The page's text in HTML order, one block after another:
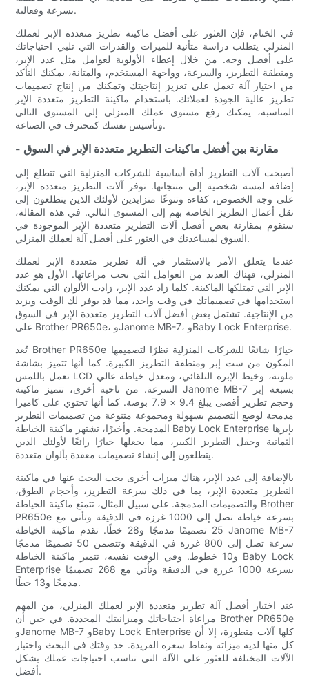
بسرعة وفعالية.
في الختام، فإن العثور على أفضل ماكينة تطريز متعددة الإبر لعملك
المنزلي يتطلب دراسة متأنية للميزات والقدرات التي تلبي احتياجاتك
على أفضل وجه. من خلال إعطاء الأولوية لعوامل مثل عدد الإبر،
ومنطقة التطريز، والسرعة، وواجهة المستخدم، والمتانة، يمكنك التأكد
من اختيار آلة تعمل على تعزيز إنتاجيتك وتمكنك من إنتاج تصميمات
تطريز عالية الجودة لعملائك. باستخدام ماكينة التطريز متعددة الإبر
المناسبة، يمكنك رفع مستوى عملك المنزلي إلى المستوى التالي
وتأسيس نفسك كمحترف في الصناعة.
- مقارنة بين أفضل ماكينات التطريز متعددة الإبر في السوق
أصبحت آلات التطريز أداة أساسية للشركات المنزلية التي تتطلع إلى
إضافة لمسة شخصية إلى منتجاتها. توفر آلات التطريز متعددة الإبر،
على وجه الخصوص، كفاءة وتنوعًا متزايدين لأولئك الذين يتطلعون إلى
نقل أعمال التطريز الخاصة بهم إلى المستوى التالي. في هذه المقالة،
سنقوم بمقارنة بعض أفضل آلات التطريز متعددة الإبر الموجودة في
السوق لمساعدتك في العثور على أفضل آلة لعملك المنزلي.
عندما يتعلق الأمر بالاستثمار في آلة تطريز متعددة الإبر لعملك
المنزلي، فهناك العديد من العوامل التي يجب مراعاتها. الأول هو عدد
الإبر التي تمتلكها الماكينة. كلما زاد عدد الإبر، زادت الألوان التي يمكنك
استخدامها في تصميماتك في وقت واحد، مما قد يوفر لك الوقت ويزيد
من الإنتاجية. تشتمل بعض أفضل آلات التطريز متعددة الإبر في السوق
على Brother PR650e، وJanome MB-7، وBaby Lock Enterprise.
تُعد Brother PR650e خيارًا شائعًا للشركات المنزلية نظرًا لتصميمها
المكون من ست إبر ومنطقة التطريز الكبيرة. كما أنها تتميز بشاشة
تعمل باللمس LCD ملونة، وخيط الإبرة التلقائي، ومعدل خياطة عالي
السرعة. من ناحية أخرى، تتميز ماكينة Janome MB-7 بسبعة إبر
وحجم تطريز أقصى يبلغ 9.4 × 7.9 بوصة. كما أنها تحتوي على كاميرا
مدمجة لوضع التصميم بسهولة ومجموعة متنوعة من تصميمات التطريز
المدمجة. وأخيرًا، تشتهر ماكينة الخياطة Baby Lock Enterprise بإبرها
الثمانية وحقل التطريز الكبير، مما يجعلها خيارًا رائعًا لأولئك الذين
يتطلعون إلى إنشاء تصميمات معقدة بألوان متعددة.
بالإضافة إلى عدد الإبر، هناك ميزات أخرى يجب البحث عنها في ماكينة
التطريز متعددة الإبر، بما في ذلك سرعة التطريز، وأحجام الطوق،
والتصميمات المدمجة. على سبيل المثال، تتمتع ماكينة الخياطة Brother
PR650e بسرعة خياطة تصل إلى 1000 غرزة في الدقيقة وتأتي مع
25 تصميمًا مدمجًا و28 خطًا. تقدم ماكينة الخياطة Janome MB-7
سرعة تصل إلى 800 غرزة في الدقيقة وتتضمن 50 تصميمًا مدمجًا
و10 خطوط. وفي الوقت نفسه، تتميز ماكينة الخياطة Baby Lock
Enterprise بسرعة 1000 غرزة في الدقيقة وتأتي مع 268 تصميمًا
مدمجًا و13 خطًا.
عند اختيار أفضل آلة تطريز متعددة الإبر لعملك المنزلي، من المهم
مراعاة احتياجاتك وميزانيتك المحددة. في حين أن Brother PR650e
وJanome MB-7 وBaby Lock Enterprise كلها آلات متطورة، إلا أن
كل منها لديه ميزاته ونقاط سعره الفريدة. خذ وقتك في البحث واختبار
الآلات المختلفة للعثور على الآلة التي تناسب احتياجات عملك بشكل
أفضل.